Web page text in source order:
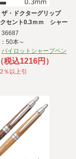
ザ・ドクターグリップ
クセント0.3ｍｍ シャー
36687
50本～
パイロットシャープペン
税込1216円）
％以上引